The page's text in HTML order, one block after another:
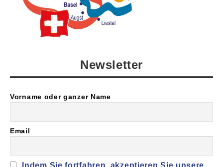
Newsletter
Vorname oder ganzer Name
Email